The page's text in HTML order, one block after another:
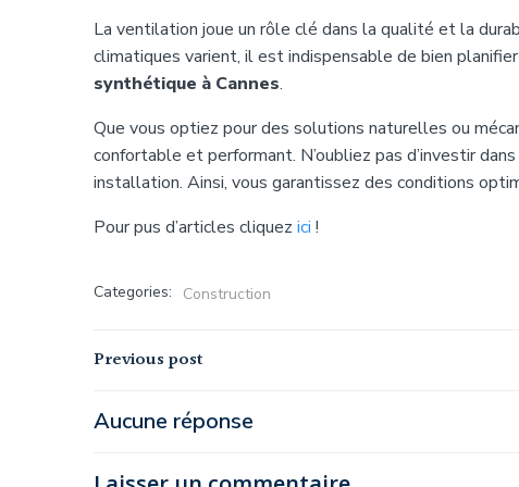
La ventilation joue un rôle clé dans la qualité et la
climatiques varient, il est indispensable de bien
synthétique à Cannes.
Que vous optiez pour des solutions naturelles ou
confortable et performant. N’oubliez pas d’investir
installation. Ainsi, vous garantissez des conditions
Pour pus d’articles cliquez ici !
Categories: Construction
Navigation
de
Previous post
Aucune réponse